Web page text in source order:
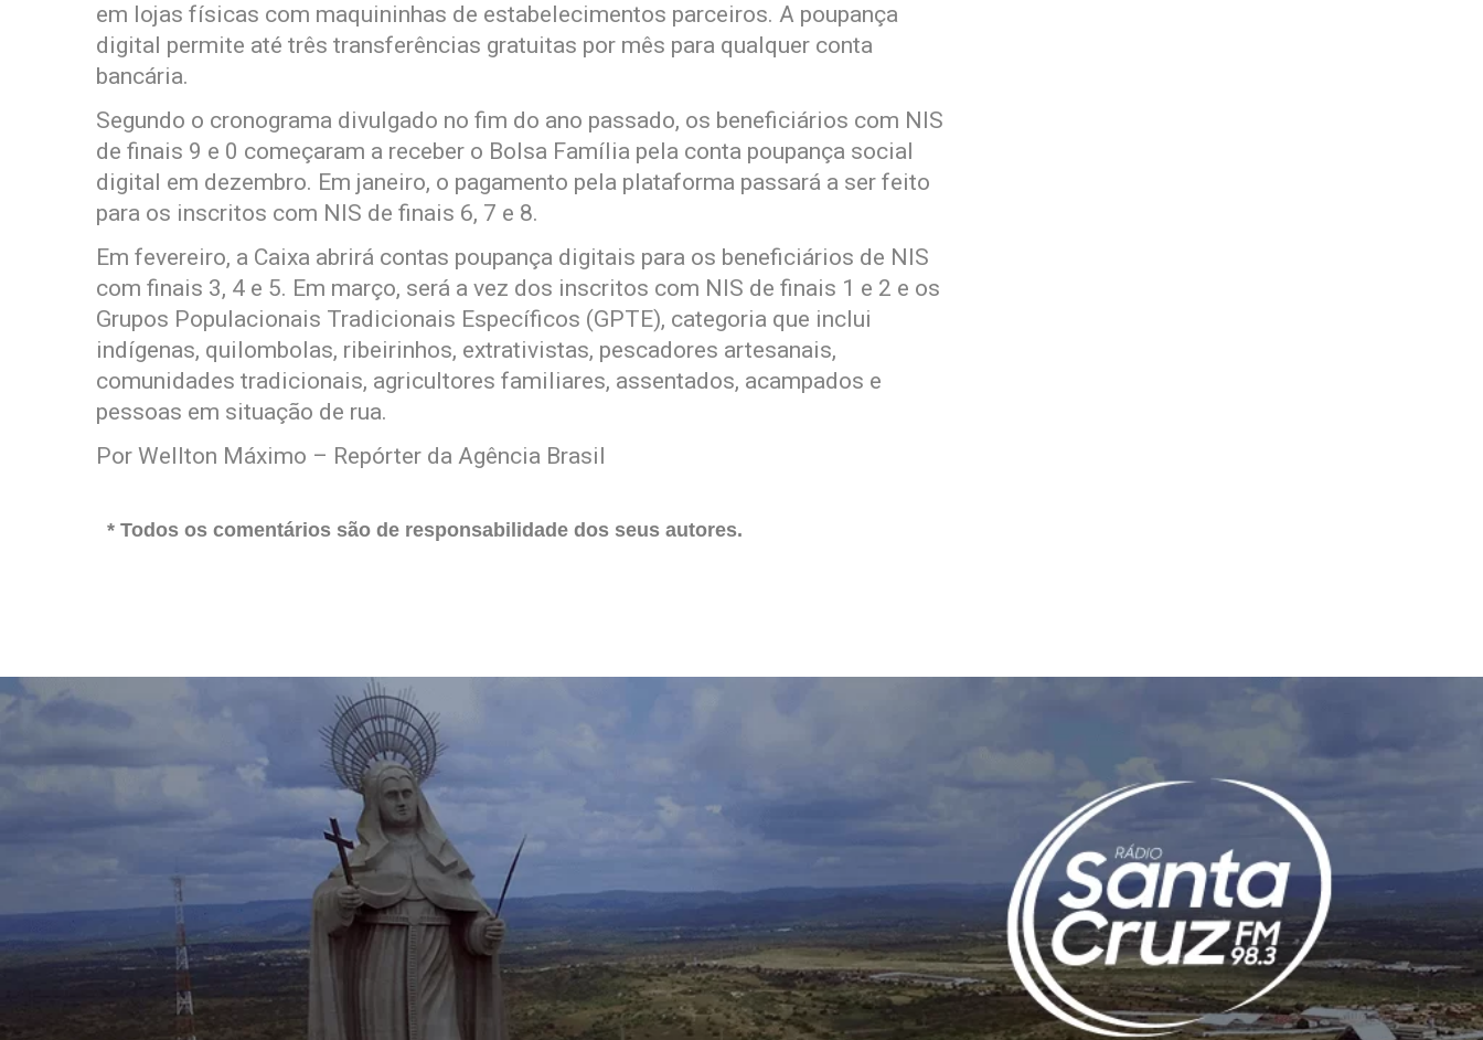
em lojas físicas com maquininhas de estabelecimentos parceiros. A poupança
digital permite até três transferências gratuitas por mês para qualquer conta
bancária.
Segundo o cronograma divulgado no fim do ano passado, os beneficiários com NIS
de finais 9 e 0 começaram a receber o Bolsa Família pela conta poupança social
digital em dezembro. Em janeiro, o pagamento pela plataforma passará a ser feito
para os inscritos com NIS de finais 6, 7 e 8.
Em fevereiro, a Caixa abrirá contas poupança digitais para os beneficiários de NIS
com finais 3, 4 e 5. Em março, será a vez dos inscritos com NIS de finais 1 e 2 e os
Grupos Populacionais Tradicionais Específicos (GPTE), categoria que inclui
indígenas, quilombolas, ribeirinhos, extrativistas, pescadores artesanais,
comunidades tradicionais, agricultores familiares, assentados, acampados e
pessoas em situação de rua.
Por Wellton Máximo – Repórter da Agência Brasil
* Todos os comentários são de responsabilidade dos seus autores.